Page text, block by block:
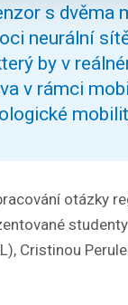
s dvěma
neurální
by v
v rámci
otázky
Cristinou